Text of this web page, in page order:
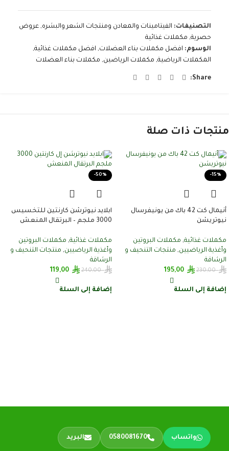
التصنيفات: الفيتامينات والمعادن ومنتجات الشعر والبشره, عروض
حصرية, مكملات غذائية
الوسوم: افضل مكملات بناء العضلات, افضل مكملات غذائية,
المكملات الرياضية, مكملات الرياضين, مكملات بناء العضلات
Share:
منتجات ذات صلة
-15%
أنيمال كت 42 باك من يونيفرسال
نيوتريشن
مكملات غذائية, مكملات البروتين
وأغذية الرياضيين, منتجات التنحيف و
الرشاقة
230,00
195,00
إضافة إلى السلة
-50%
ابلايد نيوترشن كارنتين للتخسيس​
3000 ملجم – البرتقال المنعش
مكملات غذائية, مكملات البروتين
وأغذية الرياضيين, منتجات التنحيف و
الرشاقة
240,00
119,00
إضافة إلى السلة
واتساب 0580081670 البريد